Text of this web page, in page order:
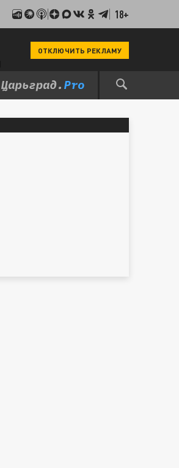
18+
ОТКЛЮЧИТЬ РЕКЛАМУ